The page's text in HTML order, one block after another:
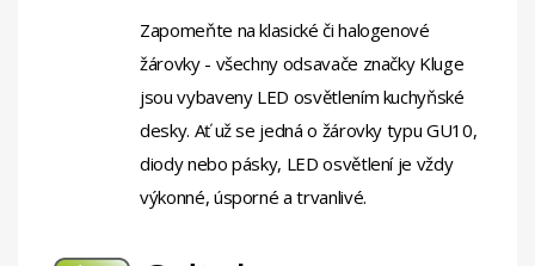
Zapomeňte na klasické či halogenové
žárovky - všechny odsavače značky Kluge
jsou vybaveny LED osvětlením kuchyňské
desky. Ať už se jedná o žárovky typu GU10,
diody nebo pásky, LED osvětlení je vždy
výkonné, úsporné a trvanlivé.